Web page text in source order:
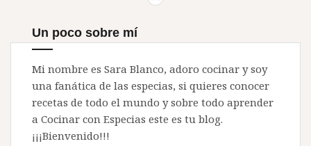
Un poco sobre mí
Mi nombre es Sara Blanco, adoro cocinar y soy
una fanática de las especias, si quieres conocer
recetas de todo el mundo y sobre todo aprender
a Cocinar con Especias este es tu blog.
¡¡¡Bienvenido!!!